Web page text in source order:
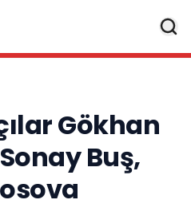
Gökhan
Buş,